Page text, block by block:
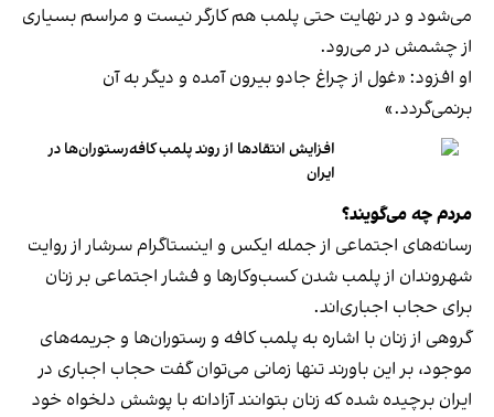
می‌شود و در نهایت حتی پلمب هم کارگر نیست و مراسم بسیاری
از چشمش در می‌رود.
او افزود: «غول از چراغ جادو بیرون آمده و دیگر به آن
برنمی‎‌گردد.»
افزایش انتقادها از روند پلمب کافه‌رستوران‌ها در
ایران
مردم چه می‌گویند؟
رسانه‎‌های اجتماعی از جمله ایکس و اینستاگرام سرشار از روایت
شهروندان از پلمب شدن کسب‌وکارها و فشار اجتماعی بر زنان
برای حجاب اجباری‌اند.
گروهی از زنان با اشاره به پلمب کافه و رستوران‌ها و جریمه‌های
موجود، بر این باورند تنها زمانی می‌توان گفت حجاب اجباری در
ایران برچیده شده که زنان بتوانند آزادانه با پوشش دلخواه خود